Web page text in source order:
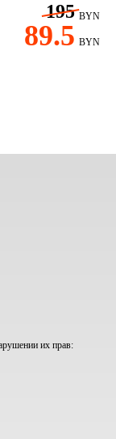
195 BYN
89.5 BYN
их прав: